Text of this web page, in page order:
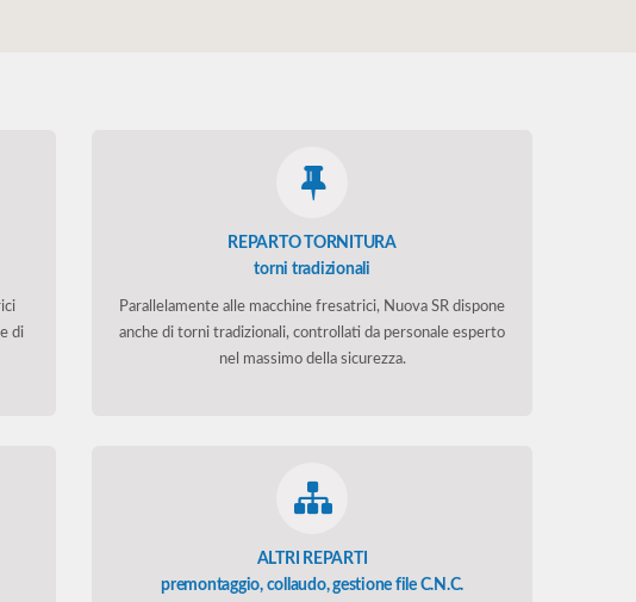
di
REPARTO TORNITURA
torni tradizionali
Parallelamente alle macchine fresatrici, Nuova SR dispone
anche di torni tradizionali, controllati da personale esperto
nel massimo della sicurezza.
ALTRI REPARTI
premontaggio, collaudo, gestione file C.N.C.